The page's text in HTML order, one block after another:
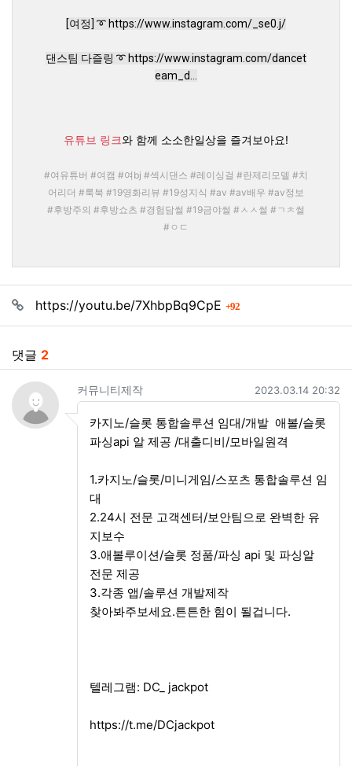
[여정] ➰ https://www.instagram.com/_se0.j/
댄스팀 다즐링 ➰ https://www.instagram.com/dancet
eam_d...
유튜브 링크와 함께 소소한일상을 즐겨보아요!
#여유튜버 #여캠 #여bj #섹시댄스 #레이싱걸 #란제리모델 #치
어리더 #룩북 #19영화리뷰 #19성지식 #av #av배우 #av정보
#후방주의 #후방쇼츠 #경험담썰 #19금야썰 #ㅅㅅ썰 #ㄱㅊ썰
#ㅇㄷ
관련자료
https://youtu.be/7XhbpBq9CpE 92회 연결
댓글 2
커뮤니티제작님의 댓글
커뮤니티제작 작성일
2023.03.14 20:32
카지노/슬롯 통합솔루션 임대/개발 애볼/슬롯
파싱api 알 제공 /대출디비/모바일원격
1.카지노/슬롯/미니게임/스포츠 통합솔루션 임
대
2.24시 전문 고객센터/보안팀으로 완벽한 유
지보수
3.애볼루이션/슬롯 정품/파싱 api 및 파싱알
전문 제공
3.각종 앱/솔루션 개발제작
찾아봐주보세요.튼튼한 힘이 될겁니다.
텔레그램: DC_ jackpot
https://t.me/DCjackpot